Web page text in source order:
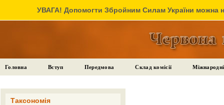
УВАГА! Допомогти Збройним Силам України можна
Головна Вступ Передмова Склад комісії
Таксономія